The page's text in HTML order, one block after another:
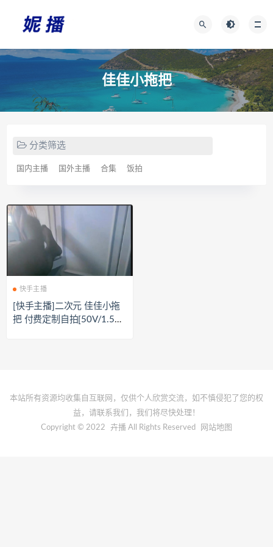
佳佳小拖把
分类筛选
国内主播 国外主播 合集 饭拍
快手主播
[快手主播]二次元 佳佳小拖
把 付费定制自拍[50V/1.5G
本站所有资源均收集自互联网，仅供个人欣赏交流，如不慎侵犯了您的权
益，请联系我们，我们将尽快处理！
Copyright © 2022
卉播 All Rights Reserved 网站地图